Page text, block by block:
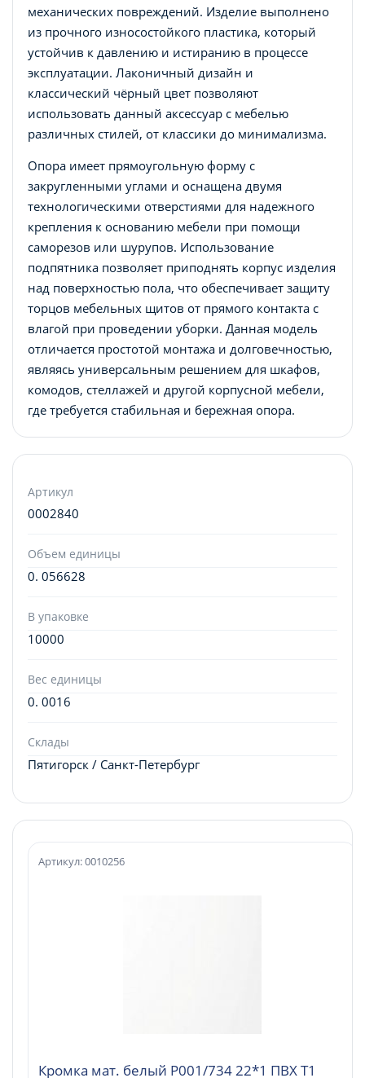
механических повреждений. Изделие выполнено
из прочного износостойкого пластика, который
устойчив к давлению и истиранию в процессе
эксплуатации. Лаконичный дизайн и
классический чёрный цвет позволяют
использовать данный аксессуар с мебелью
различных стилей, от классики до минимализма.
Опора имеет прямоугольную форму с
закругленными углами и оснащена двумя
технологическими отверстиями для надежного
крепления к основанию мебели при помощи
саморезов или шурупов. Использование
подпятника позволяет приподнять корпус изделия
над поверхностью пола, что обеспечивает защиту
торцов мебельных щитов от прямого контакта с
влагой при проведении уборки. Данная модель
отличается простотой монтажа и долговечностью,
являясь универсальным решением для шкафов,
комодов, стеллажей и другой корпусной мебели,
где требуется стабильная и бережная опора.
Артикул
0002840
Объем единицы
0. 056628
В упаковке
10000
Вес единицы
0. 0016
Склады
Пятигорск / Санкт-Петербург
Кромка мат. белый P001/734 22*1 ПВХ Т1
Артикул: 0010256